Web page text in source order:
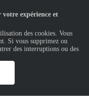
expérience et
des cookies. Vous
Si vous supprimez ou
des interruptions ou des